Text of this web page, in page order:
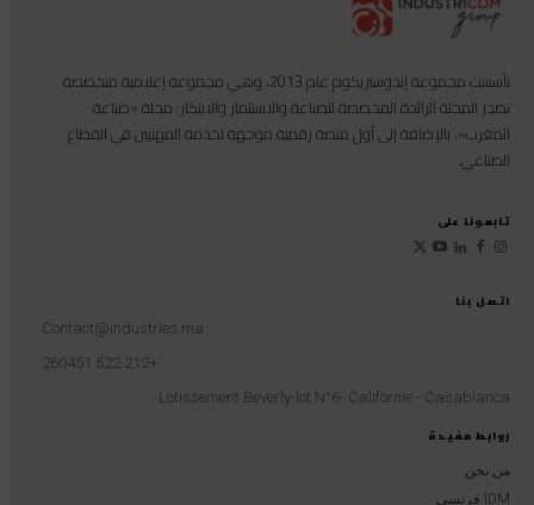
روابط مفيدة
من نحن
IDM فرنسي
اتصل بنا
Contact@industries.ma
+212 522 260451
Lotissement Beverly-lot N°6- Californie - Casablanca
تأسست مجموعة إندوستريكوم عام 2013، وهي مجموعة إعلامية متخصصة
تصدر المجلة الرائدة المخصصة للصناعة والاستثمار والابتكار: مجلة «صناعة
المغرب»، بالإضافة إلى أول منصة رقمية موجهة لخدمة المهنيين في القطاع
الصناعي.
تابعونا على